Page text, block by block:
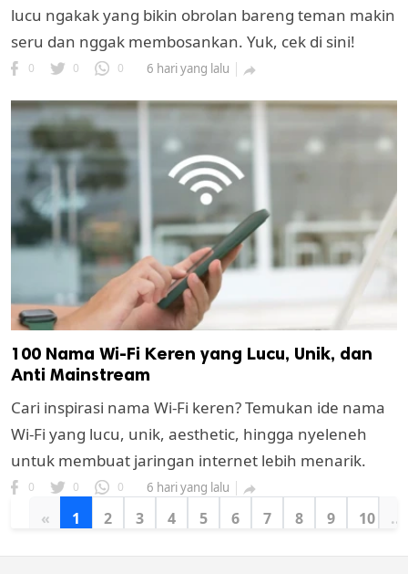
lucu ngakak yang bikin obrolan bareng teman makin
seru dan nggak membosankan. Yuk, cek di sini!
0 0 0 6 hari yang lalu 
100 Nama Wi-Fi Keren yang Lucu, Unik, dan
Anti Mainstream
Cari inspirasi nama Wi-Fi keren? Temukan ide nama
Wi-Fi yang lucu, unik, aesthetic, hingga nyeleneh
untuk membuat jaringan internet lebih menarik.
0 0 0 6 hari yang lalu 
« 1 2 3 4 5 6 7 8 9 10 ...